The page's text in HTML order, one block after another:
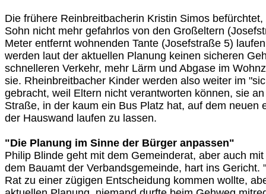
Die frühere Reinbreitbacherin Kristin Simos
Sohn nicht mehr gefahrlos von den Großeltern
Meter entfernt wohnenden Tante (Josefstraße 5)
werden laut der aktuellen Planung keinen sicheren
schnelleren Verkehr, mehr Lärm und Abgase im
sie. Rheinbreitbacher Kinder werden also weiter im
gebracht, weil Eltern nicht verantworten können, sie
Straße, in der kaum ein Bus Platz hat, auf dem neuen
der Hauswand laufen zu lassen.
"Die Planung im Sinne der Bürger anpassen"
Philip Blinde geht mit dem Gemeinderat, aber auch
dem Bauamt der Verbandsgemeinde, hart ins Gericht.
Rat zu einer zügigen Entscheidung kommen wollte,